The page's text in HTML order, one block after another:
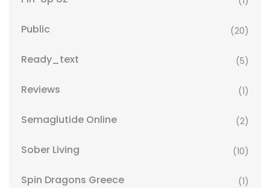
Public (20)
Ready_text (5)
Reviews (1)
Semaglutide Online (2)
Sober Living (10)
Spin Dragons Greece (1)